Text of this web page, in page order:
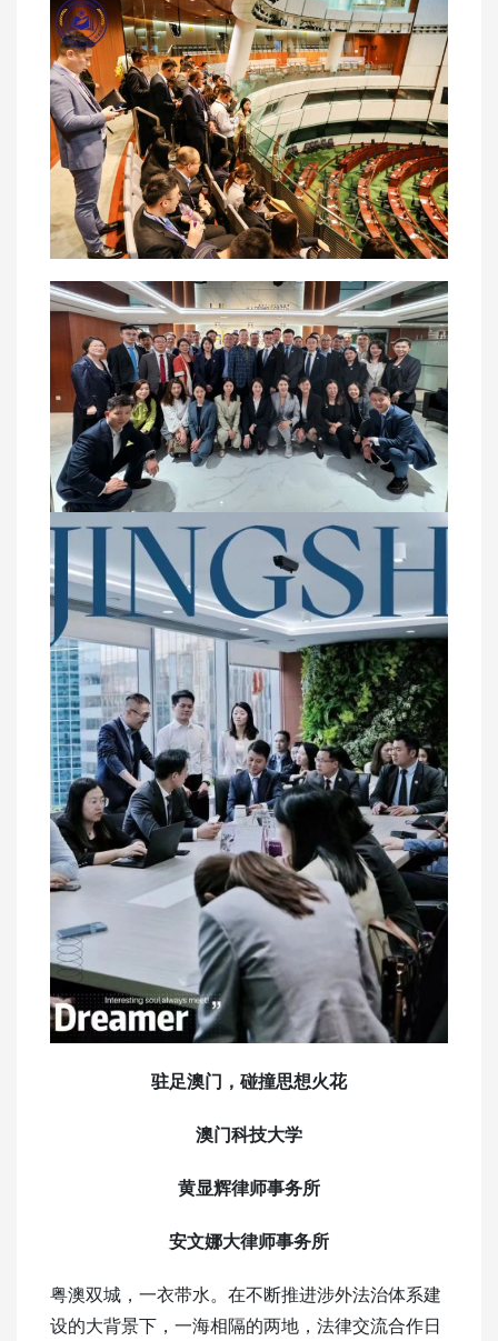
驻足澳门，碰撞思想火花
澳门科技大学
黄显辉律师事务所
安文娜大律师事务所
粤澳双城，一衣带水。在不断推进涉外法治体系建
设的大背景下，一海相隔的两地，法律交流合作日